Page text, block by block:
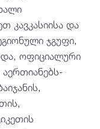
კავკასიისა და
ჯგუფი,
ოფიციალური
აერთიანებს-